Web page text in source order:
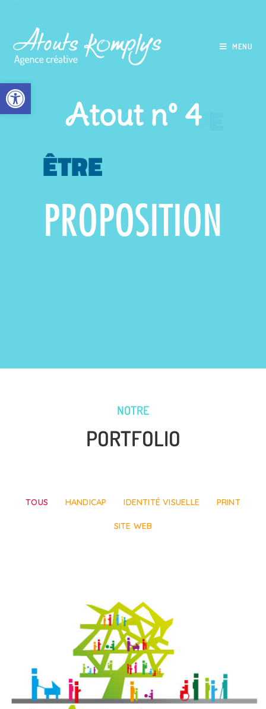
Ouvrir la barre d’outils
MENU
Atout n° 4
ÊTRE
PROPOSITION
NOTRE
PORTFOLIO
TOUS HANDICAP IDENTITÉ VISUELLE PRINT
SITE WEB